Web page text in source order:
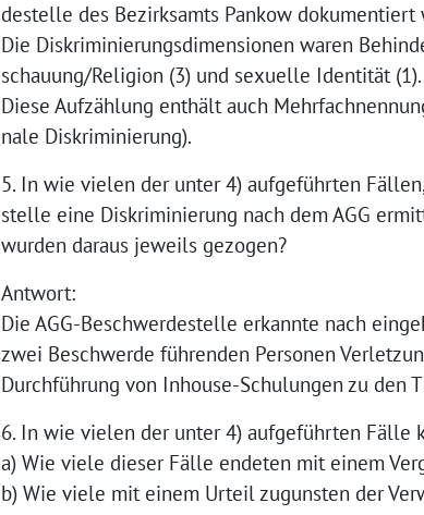
destelle des Bezirksamts Pankow dokumentiert
Die Diskriminierungsdimensionen waren
schauung/Religion (3) und sexuelle Identität (1).
Diese Aufzählung enthält auch
nale Diskriminierung).
5. In wie vielen der unter 4) aufgeführten
stelle eine Diskriminierung nach dem AGG
wurden daraus jeweils gezogen?
Antwort:
Die AGG-Beschwerdestelle erkannte nach
zwei Beschwerde führenden Personen
Durchführung von Inhouse-Schulungen zu den
6. In wie vielen der unter 4) aufgeführten Fälle
a) Wie viele dieser Fälle endeten mit einem
b) Wie viele mit einem Urteil zugunsten der